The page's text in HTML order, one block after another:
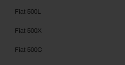
Fiat 500L
Fiat 500X
Fiat 500C